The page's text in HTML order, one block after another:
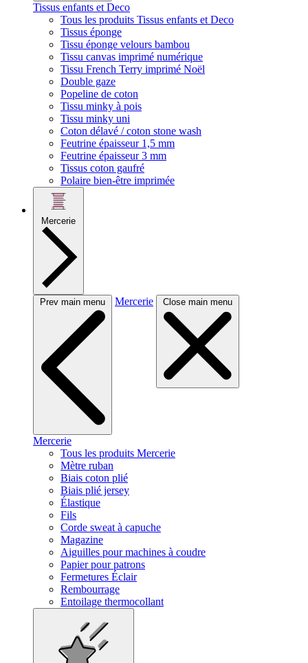
Tissus enfants et Deco
Tous les produits Tissus enfants et Deco
Tissus éponge
Tissu éponge velours bambou
Tissu canvas imprimé numérique
Tissu French Terry imprimé Noël
Double gaze
Popeline de coton
Tissu minky à pois
Tissu minky uni
Coton délavé / coton stone wash
Feutrine épaisseur 1,5 mm
Feutrine épaisseur 3 mm
Tissus coton gaufré
Polaire bien-être imprimée
Mercerie
Prev main menu Mercerie Close main menu
Mercerie
Tous les produits Mercerie
Mètre ruban
Biais coton plié
Biais plié jersey
Élastique
Fils
Corde sweat à capuche
Magazine
Aiguilles pour machines à coudre
Papier pour patrons
Fermetures Éclair
Rembourrage
Entoilage thermocollant